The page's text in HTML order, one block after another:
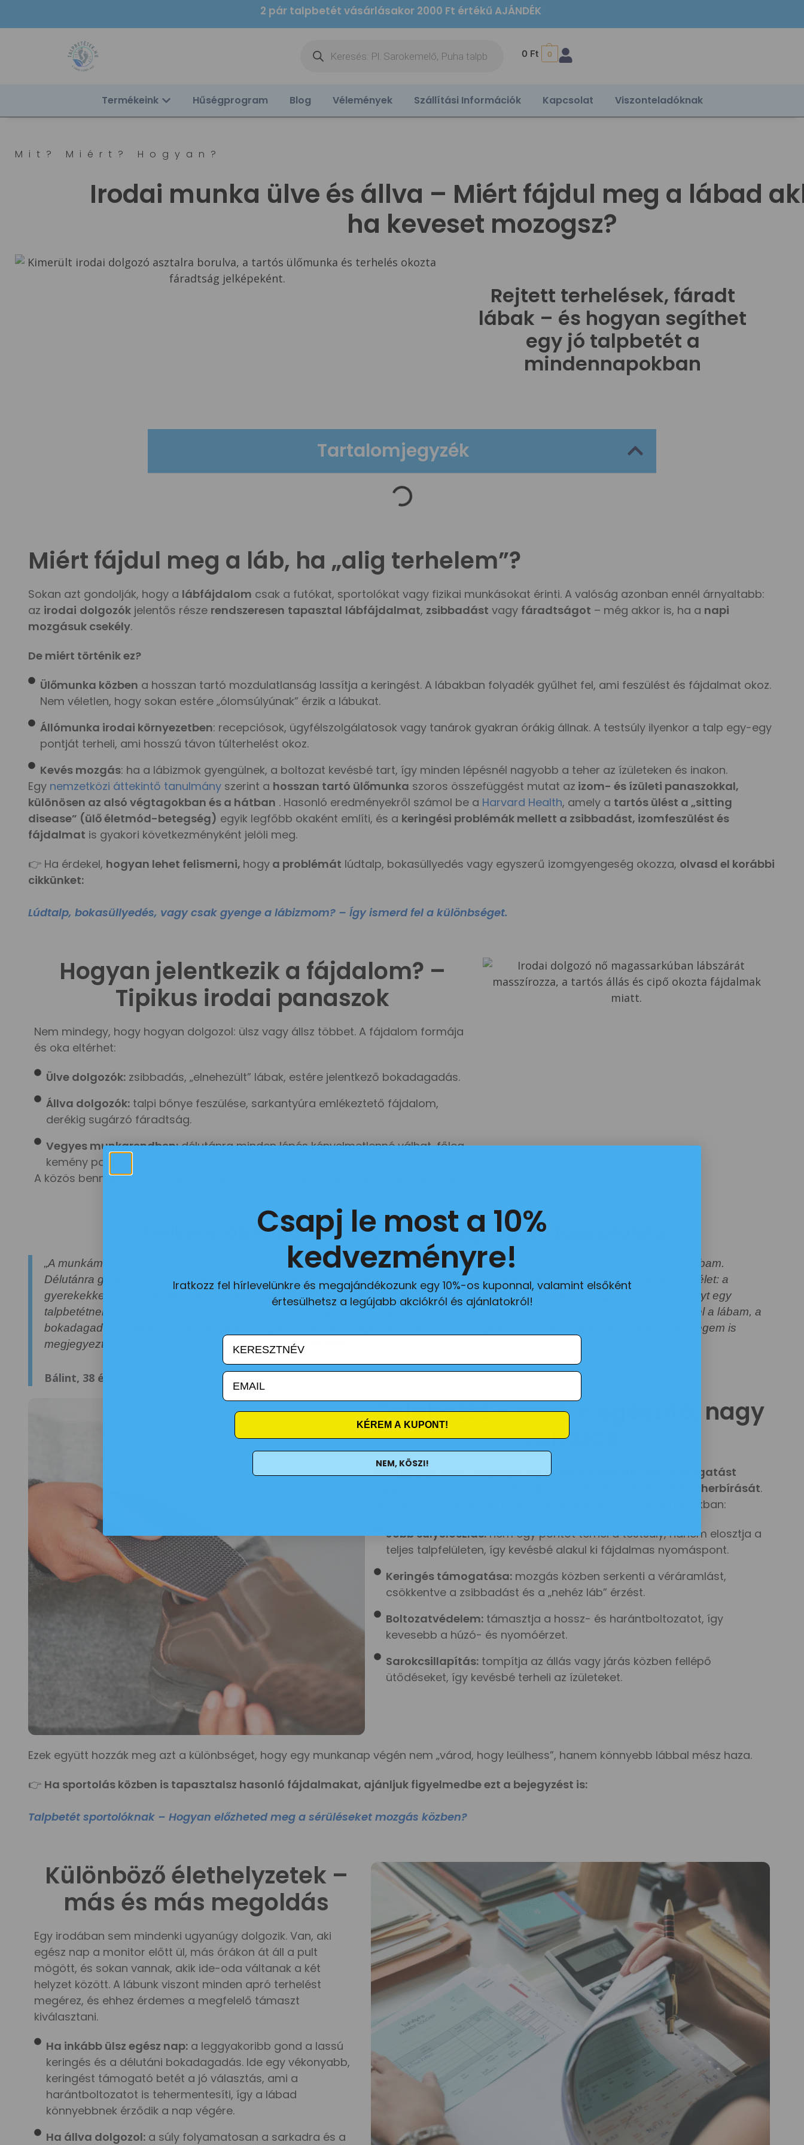
2 pár talpbetét vásárlásakor 2000 Ft értékű AJÁNDÉK
0 Ft 0
Termékeink Hűségprogram Blog Vélemények Szállítási Információk Kapcsolat Viszonteladóknak
Mit? Miért? Hogyan?
Irodai munka ülve és állva – Miért fájdul meg a lábad
ha keveset mozogsz?
Rejtett terhelések, fáradt
lábak – és hogyan segíthet
egy jó talpbetét a
mindennapokban
Tartalomjegyzék
Miért fájdul meg a láb, ha „alig terhelem”?
Sokan azt gondolják, hogy a lábfájdalom csak a futókat, sportolókat vagy fizikai munkásokat érinti. A valóság azonban ennél árnyaltabb:
az irodai dolgozók jelentős része rendszeresen tapasztal lábfájdalmat, zsibbadást vagy fáradtságot – még akkor is, ha a napi
mozgásuk csekély.
De miért történik ez?
Ülőmunka közben a hosszan tartó mozdulatlanság lassítja a keringést. A lábakban folyadék gyűlhet fel, ami feszülést és fájdalmat okoz.
Nem véletlen, hogy sokan estére „ólomsúlyúnak” érzik a lábukat.
Állómunka irodai környezetben: recepciósok, ügyfélszolgálatosok vagy tanárok gyakran órákig állnak. A testsúly ilyenkor a talp egy-egy
pontját terheli, ami hosszú távon túlterhelést okoz.
Kevés mozgás: ha a lábizmok gyengülnek, a boltozat kevésbé tart, így minden lépésnél nagyobb a teher az ízületeken és inakon.
Egy nemzetközi áttekintő tanulmány szerint a hosszan tartó ülőmunka szoros összefüggést mutat az izom- és ízületi panaszokkal,
különösen az alsó végtagokban és a hátban . Hasonló eredményekről számol be a Harvard Health, amely a tartós ülést a „sitting
disease” (ülő életmód-betegség) egyik legfőbb okaként említi, és a keringési problémák mellett a zsibbadást, izomfeszülést és
fájdalmat is gyakori következményként jelöli meg.
👉 Ha érdekel, hogyan lehet felismerni, hogy a problémát lúdtalp, bokasüllyedés vagy egyszerű izomgyengeség okozza, olvasd el korábbi
cikkünket:
Lúdtalp, bokasüllyedés, vagy csak gyenge a lábizmom? – Így ismerd fel a különbséget.
Hogyan jelentkezik a fájdalom? –
Tipikus irodai panaszok
Nem mindegy, hogy hogyan dolgozol: ülsz vagy állsz többet. A fájdalom formája
és oka eltérhet:
Ülve dolgozók: zsibbadás, „elnehezült” lábak, estére jelentkező bokadagadás.
Állva dolgozók: talpi bőnye feszülése, sarkantyúra emlékeztető fájdalom,
derékig sugárzó fáradtság.
Vegyes munkarendben:délutánra minden lépés kényelmetlenné válhat, főleg
kemény padlón.
A közös bennük: a láb folyamatosan jelzi, hogy több támasztékra van szüksége.
Amikor a láb fárad, de a család hív – egy apuka tapasztalata
„A munkám miatt hol a raktárban vagyok talpon, hol pedig órákig ülök a gép előtt – és őszintén szólva mindkettő megviselte a lábam.
Délutánra gyakran úgy éreztem, hogy minden lépés kényelmetlen, és alig várom, hogy hazaérjek. Pedig otthon sem áll meg az élet: a
gyerekekkel focizni, biciklizni kell, és nem akartam, hogy az állandó lábfájdalom miatt kimaradjak ezekből. Végül adtam egy esélyt egy
talpbetétnek, amit kifejezetten irodai és állómunkához ajánlottak. Már az első hetekben éreztem a különbséget: kevésbé fáradt el a lábam, a
bokadagadás is ritkábban jött elő. Most már jobban bírom a napot, és este is van energiám a családra, sportolásra. Még a feleségem is
megjegyezte, hogy sokkal kevésbé vagyok nyűgös estére.”
Bálint, 38 éves
Talpbetét – apró kiegészítő, nagy
változás
Atalpbetétnem csodaszer, definom biomechanikai támogatást
javíthatja a komfortérzetet és a láb teherbírását.
Nézzük meg, milyen előnyöket tapasztalhatsz a mindennapokban:
Jobb súlyeloszlás:nem egy pontot terhel a testsúly, hanem elosztja a
teljes talpfelületen, így kevésbé alakul ki fájdalmas nyomáspont.
Keringés támogatása:mozgás közben serkenti a véráramlást,
csökkentve a zsibbadást és a „nehéz láb” érzést.
Boltozatvédelem:támasztja a hossz- és harántboltozatot, így
kevesebb a húzó- és nyomóérzet.
Sarokcsillapítás:tompítja az állás vagy járás közben fellépő
ütődéseket, így kevésbé terheli az ízületeket.
Ezek együtt hozzák meg azt a különbséget, hogy egy munkanap végén nem „várod, hogy leülhess”, hanem könnyebb lábbal mész haza.
👉 Ha sportolás közben is tapasztalsz hasonló fájdalmakat, ajánljuk figyelmedbe ezt a bejegyzést is:
Talpbetét sportolóknak – Hogyan előzheted meg a sérüléseket mozgás közben?
Különböző élethelyzetek –
más és más megoldás
Egy irodában sem mindenki ugyanúgy dolgozik. Van, aki
egész nap a monitor előtt ül, más órákon át áll a pult
mögött, és sokan vannak, akik ide-oda váltanak a két
helyzet között. A lábunk viszont minden apró terhelést
megérez, és ehhez érdemes a megfelelő támaszt
kiválasztani.
Ha inkább ülsz egész nap: a leggyakoribb gond a lassú
keringés és a délutáni bokadagadás. Ide egy vékonyabb,
keringést támogató betét a jó választás, ami a
harántboltozatot is tehermentesíti, így a lábad
könnyebbnek érződik a nap végére.
Ha állva dolgozol: a súly folyamatosan a sarkadra és a
Csapj le most a 10%
kedvezményre!
Iratkozz fel hírlevelünkre és megajándékozunk egy 10%-os kuponnal, valamint elsőként
értesülhetsz a legújabb akciókról és ajánlatokról!
email
KÉREM A KUPONT!
NEM, KÖSZI!